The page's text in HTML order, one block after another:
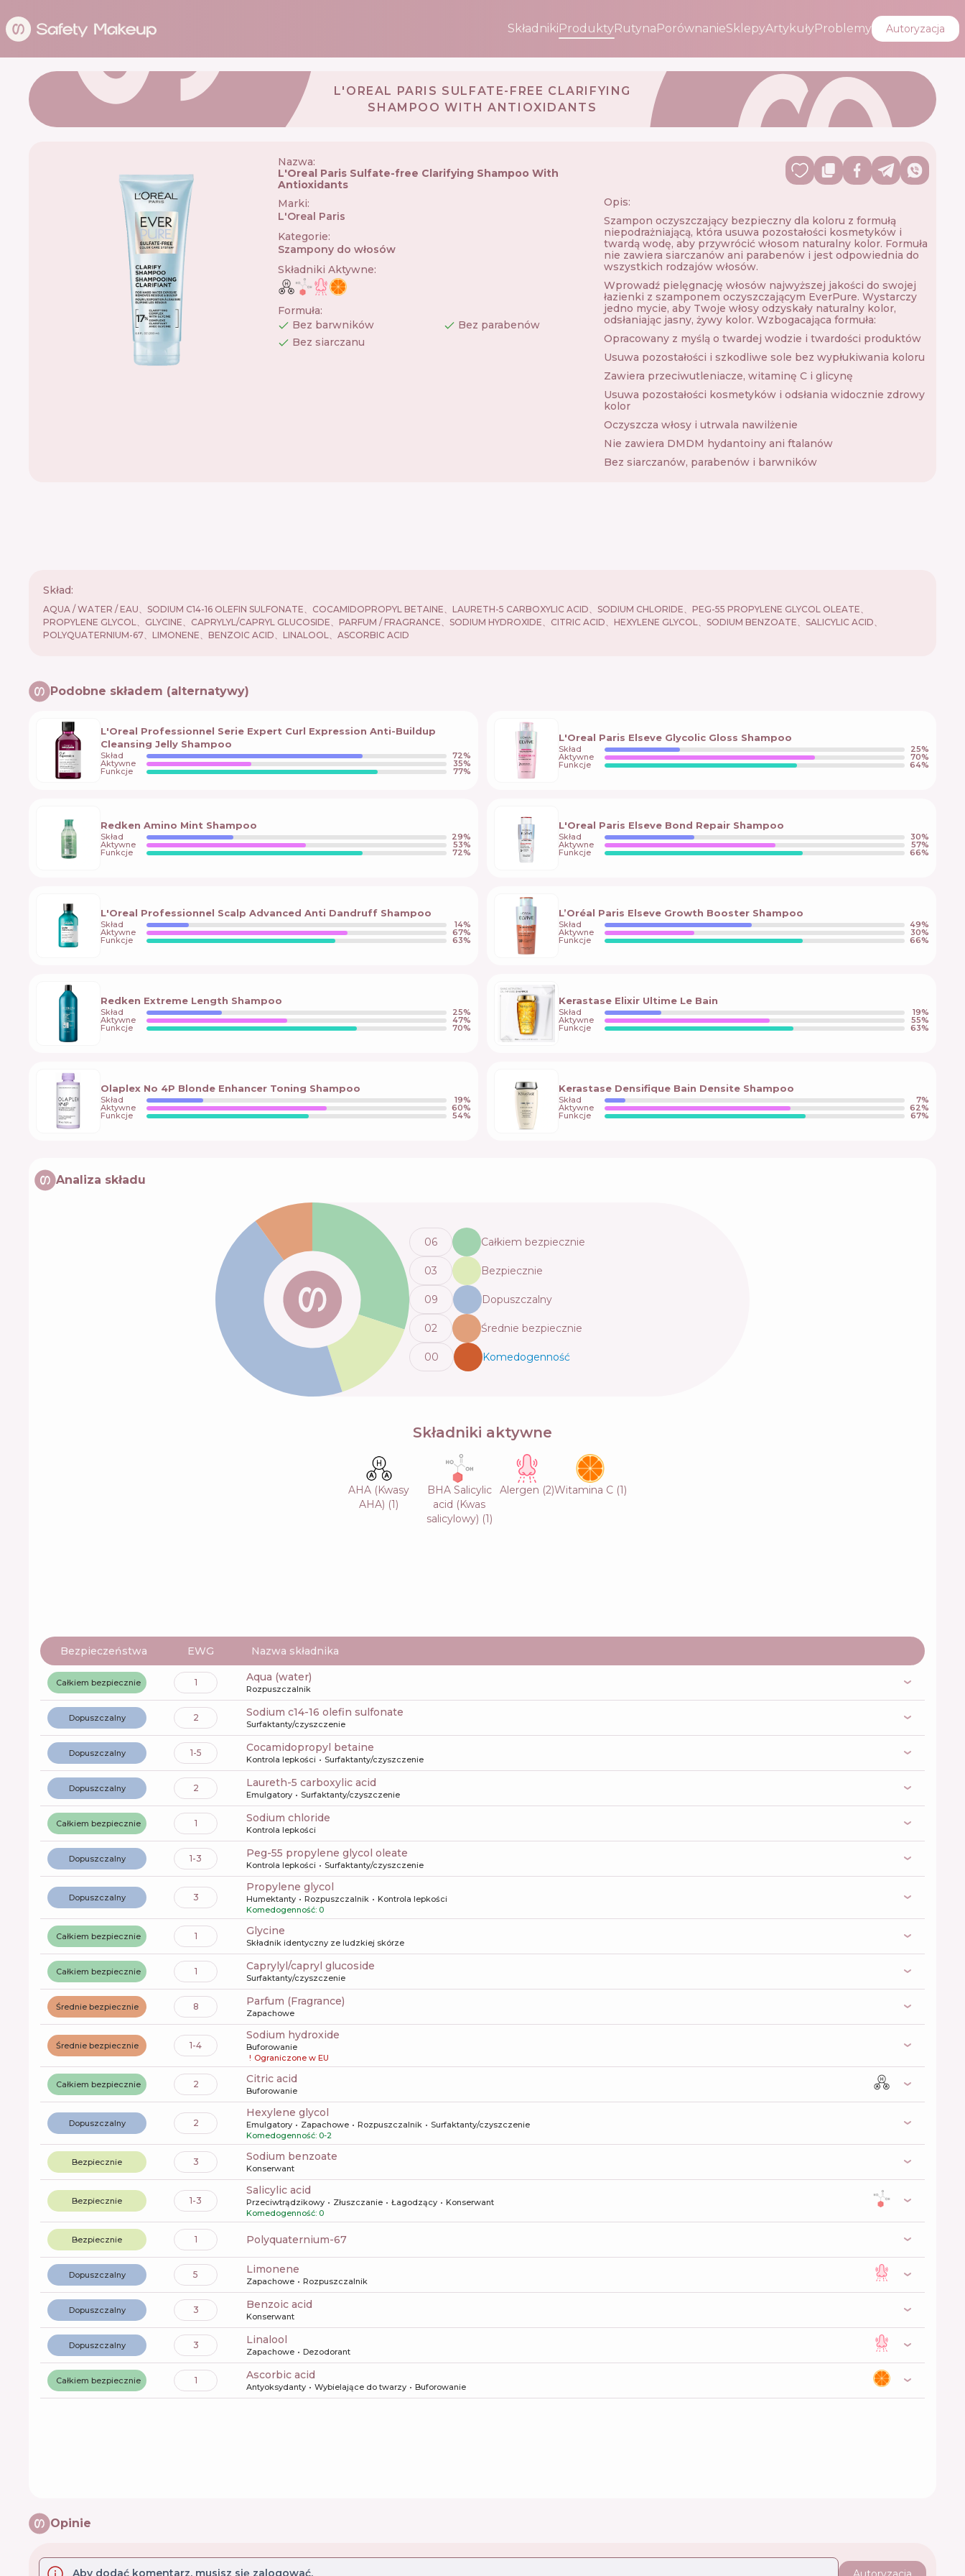
SkładnikiProduktyRutynaPorównanieSklepyArtykułyProblemy Autoryzacja
L'OREAL PARIS SULFATE-FREE CLARIFYING
SHAMPOO WITH ANTIOXIDANTS
Nazwa:
L'Oreal Paris Sulfate-free Clarifying Shampoo With
Antioxidants
Marki:
L'Oreal Paris
Kategorie:
Szampony do włosów
Składniki Aktywne:
Formuła:
Bez barwników
Bez parabenów
Bez siarczanu
Opis:
Szampon oczyszczający bezpieczny dla koloru z formułą
niepodrażniającą, która usuwa pozostałości kosmetyków i
twardą wodę, aby przywrócić włosom naturalny kolor. Formuła
nie zawiera siarczanów ani parabenów i jest odpowiednia do
wszystkich rodzajów włosów.
Wprowadź pielęgnację włosów najwyższej jakości do swojej
łazienki z szamponem oczyszczającym EverPure. Wystarczy
jedno mycie, aby Twoje włosy odzyskały naturalny kolor,
odsłaniając jasny, żywy kolor. Wzbogacająca formuła:
Opracowany z myślą o twardej wodzie i twardości produktów
Usuwa pozostałości i szkodliwe sole bez wypłukiwania koloru
Zawiera przeciwutleniacze, witaminę C i glicynę
Usuwa pozostałości kosmetyków i odsłania widocznie zdrowy
kolor
Oczyszcza włosy i utrwala nawilżenie
Nie zawiera DMDM ​​hydantoiny ani ftalanów
Bez siarczanów, parabenów i barwników
Skład:
AQUA / WATER / EAU、SODIUM C14-16 OLEFIN SULFONATE、COCAMIDOPROPYL BETAINE、LAURETH-5 CARBOXYLIC ACID、SODIUM CHLORIDE、PEG-55 PROPYLENE GLYCOL OLEATE、
PROPYLENE GLYCOL、GLYCINE、CAPRYLYL/CAPRYL GLUCOSIDE、PARFUM / FRAGRANCE、SODIUM HYDROXIDE、CITRIC ACID、HEXYLENE GLYCOL、SODIUM BENZOATE、SALICYLIC ACID、
POLYQUATERNIUM-67、LIMONENE、BENZOIC ACID、LINALOOL、ASCORBIC ACID
Podobne składem (alternatywy)
L'Oreal Professionnel Serie Expert Curl Expression Anti-Buildup
Cleansing Jelly Shampoo
Skład 72%
Aktywne 35%
Funkcje 77%
L'Oreal Paris Elseve Glycolic Gloss Shampoo
Skład 25%
Aktywne 70%
Funkcje 64%
Redken Amino Mint Shampoo
Skład 29%
Aktywne 53%
Funkcje 72%
L'Oreal Paris Elseve Bond Repair Shampoo
Skład 30%
Aktywne 57%
Funkcje 66%
L'Oreal Professionnel Scalp Advanced Anti Dandruff Shampoo
Skład 14%
Aktywne 67%
Funkcje 63%
L’Oréal Paris Elseve Growth Booster Shampoo
Skład 49%
Aktywne 30%
Funkcje 66%
Redken Extreme Length Shampoo
Skład 25%
Aktywne 47%
Funkcje 70%
Kerastase Elixir Ultime Le Bain
Skład 19%
Aktywne 55%
Funkcje 63%
Olaplex No 4P Blonde Enhancer Toning Shampoo
Skład 19%
Aktywne 60%
Funkcje 54%
Kerastase Densifique Bain Densite Shampoo
Skład 7%
Aktywne 62%
Funkcje 67%
Analiza składu
06 Całkiem bezpiecznie
03 Bezpiecznie
09 Dopuszczalny
02 Średnie bezpiecznie
00 Komedogenność
Składniki aktywne
AHA (Kwasy
AHA) (1)
BHA Salicylic
acid (Kwas
salicylowy) (1)
Alergen (2)Witamina C(1)
Bezpieczeństwa EWG Nazwa składnika
Całkiem bezpiecznie 1 aqua (water)
Rozpuszczalnik
Dopuszczalny 2 sodium c14-16 olefin sulfonate
Surfaktanty/czyszczenie
Dopuszczalny 1-5 cocamidopropyl betaine
Kontrola lepkości Surfaktanty/czyszczenie
Dopuszczalny 2 laureth-5 carboxylic acid
Emulgatory Surfaktanty/czyszczenie
Całkiem bezpiecznie 1 sodium chloride
Kontrola lepkości
Dopuszczalny 1-3 peg-55 propylene glycol oleate
Kontrola lepkości Surfaktanty/czyszczenie
Dopuszczalny 3
propylene glycol
Humektanty Rozpuszczalnik
Kontrola lepkości
Komedogenność: 0
Całkiem bezpiecznie 1 glycine
Składnik identyczny ze ludzkiej skórze
Całkiem bezpiecznie 1 caprylyl/capryl glucoside
Surfaktanty/czyszczenie
Średnie bezpiecznie 8 Parfum (Fragrance)
Zapachowe
Średnie bezpiecznie 1-4
sodium hydroxide
Buforowanie
! Ograniczone w EU
Całkiem bezpiecznie 2 citric acid
Buforowanie
Dopuszczalny 2
hexylene glycol
Emulgatory Zapachowe Rozpuszczalnik
Surfaktanty/czyszczenie
Komedogenność: 0-2
Bezpiecznie 3 sodium benzoate
Konserwant
Bezpiecznie 1-3
salicylic acid
Przeciwtrądzikowy Złuszczanie Łagodzący
Konserwant
Komedogenność: 0
Bezpiecznie 1 polyquaternium-67
Dopuszczalny 5 limonene
Zapachowe Rozpuszczalnik
Dopuszczalny 3 benzoic acid
Konserwant
Dopuszczalny 3 linalool
Zapachowe Dezodorant
Całkiem bezpiecznie 1 ascorbic acid
Antyoksydanty Wybielające do twarzy Buforowanie
Opinie
Aby dodać komentarz, musisz się zalogować.